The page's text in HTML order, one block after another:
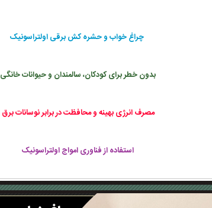
چراغ خواب و حشره کش برقی اولتراسونیک
بدون خطر برای کودکان، سالمندان و حیوانات خانگی
مصرف انرژی بهینه و محافظت در برابر نوسانات برق
استفاده از فناوری امواج اولتراسونیک